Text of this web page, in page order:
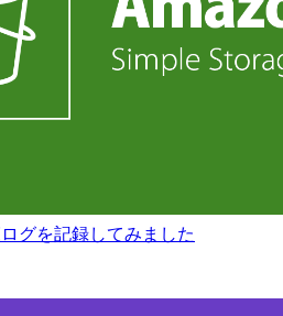
グを記録してみました